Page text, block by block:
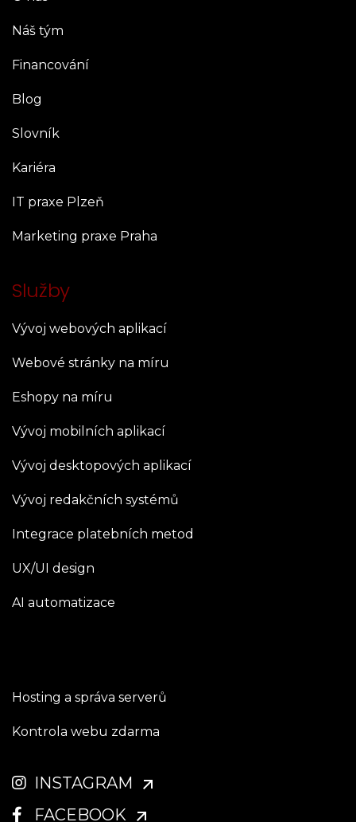
Náš tým
Financování
Blog
Slovník
Kariéra
IT praxe Plzeň
Marketing praxe Praha
Služby
Vývoj webových aplikací
Webové stránky na míru
Eshopy na míru
Vývoj mobilních aplikací
Vývoj desktopových aplikací
Vývoj redakčních systémů
Integrace platebních metod
UX/UI design
AI automatizace
Hosting a správa serverů
Kontrola webu zdarma
INSTAGRAM
FACEBOOK